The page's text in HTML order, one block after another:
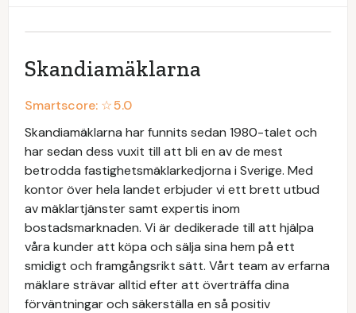
Skandiamäklarna
Smartscore: ☆5.0
Skandiamäklarna har funnits sedan 1980-talet och
har sedan dess vuxit till att bli en av de mest
betrodda fastighetsmäklarkedjorna i Sverige. Med
kontor över hela landet erbjuder vi ett brett utbud
av mäklartjänster samt expertis inom
bostadsmarknaden. Vi är dedikerade till att hjälpa
våra kunder att köpa och sälja sina hem på ett
smidigt och framgångsrikt sätt. Vårt team av erfarna
mäklare strävar alltid efter att överträffa dina
förväntningar och säkerställa en så positiv